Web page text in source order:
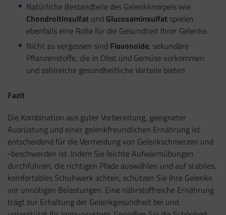
Natürliche Bestandteile des Gelenkknorpels wie
Chondroitinsulfat und Glucosaminsulfatspielen
ebenfalls eine Rolle für die Gesundheit Ihrer Gelenke.
Nicht zu vergessen sind Flavonoide, sekundäre
Pflanzenstoffe, die in Obst und Gemüse vorkommen
und zahlreiche gesundheitliche Vorteile bieten
Fazit
Die Kombination aus guter Vorbereitung, geeigneter
Ausrüstung und einer gelenkfreundlichen Ernährung ist
entscheidend für die Vermeidung von Gelenkschmerzen und
-beschwerden ist. Indem Sie leichte Aufwärmübungen
durchführen, die richtigen Pfade auswählen und auf stabiles,
komfortables Schuhwerk achten, schützen Sie Ihre Gelenke
vor unnötigen Belastungen. Eine nährstoffreiche Ernährung
trägt zur Erhaltung der Gelenkgesundheit bei und